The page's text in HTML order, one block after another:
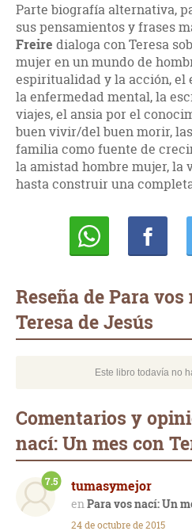
Parte biografía alternativa,
sus pensamientos y frases
Freire dialoga con Teresa
mujer en un mundo de
espiritualidad y la acción, el
la enfermedad mental, la
viajes, el ansia por el
buen vivir/del buen morir,
familia como fuente de
la amistad hombre mujer, la
hasta construir una
Reseña de Para
Teresa de Jesús
Este libro todavía no
Comentarios y
nací: Un mes con
tumasymejor
Para vos nací: Un
7.5
24 de octubre de 2015